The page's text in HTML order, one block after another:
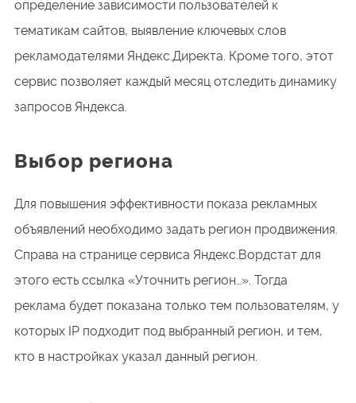
определение зависимости пользователей к
тематикам сайтов, выявление ключевых слов
рекламодателями Яндекс.Директа. Кроме того, этот
сервис позволяет каждый месяц отследить динамику
запросов Яндекса.
Выбор региона
Для повышения эффективности показа рекламных
объявлений необходимо задать регион продвижения.
Справа на странице сервиса Яндекс.Вордстат для
этого есть ссылка «Уточнить регион…». Тогда
реклама будет показана только тем пользователям, у
которых IP подходит под выбранный регион, и тем,
кто в настройках указал данный регион.